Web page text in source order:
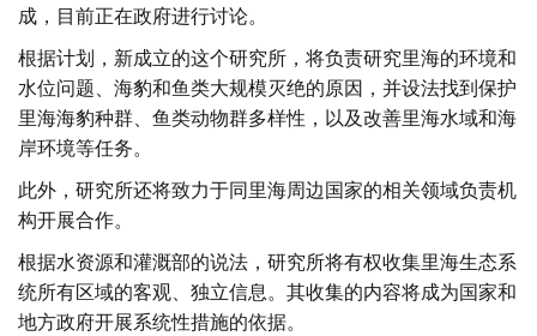
成，目前正在政府进行讨论。
根据计划，新成立的这个研究所，将负责研究里海的环境和
水位问题、海豹和鱼类大规模灭绝的原因，并设法找到保护
里海海豹种群、鱼类动物群多样性，以及改善里海水域和海
岸环境等任务。
此外，研究所还将致力于同里海周边国家的相关领域负责机
构开展合作。
根据水资源和灌溉部的说法，研究所将有权收集里海生态系
统所有区域的客观、独立信息。其收集的内容将成为国家和
地方政府开展系统性措施的依据。